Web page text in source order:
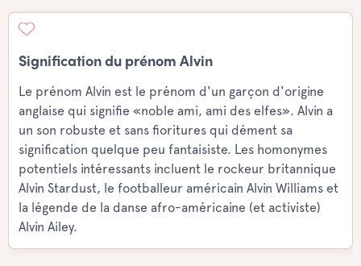
Signification du prénom Alvin
Le prénom Alvin est le prénom d'un garçon d'origine
anglaise qui signifie «noble ami, ami des elfes». Alvin a
un son robuste et sans fioritures qui dément sa
signification quelque peu fantaisiste. Les homonymes
potentiels intéressants incluent le rockeur britannique
Alvin Stardust, le footballeur américain Alvin Williams et
la légende de la danse afro-américaine (et activiste)
Alvin Ailey.